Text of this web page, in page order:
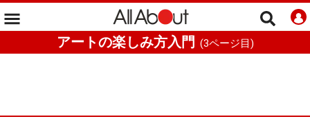
アートの楽しみ方入門 (3ページ目)